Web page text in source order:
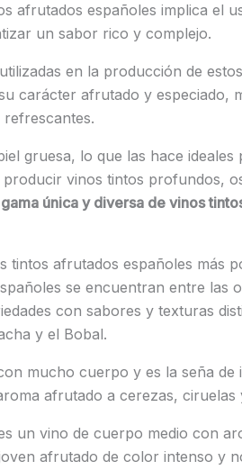
afrutados españoles implica el
un sabor rico y complejo.
en la producción de
carácter afrutado y especiado,
gruesa, lo que las hace
vinos tintos profundos,
única y diversa de vinos
tintos afrutados españoles más
se encuentran entre las
con sabores y texturas
y el Bobal.
mucho cuerpo y es la seña de
afrutado a cerezas, ciruelas
un vino de cuerpo medio con
afrutado de color intenso y